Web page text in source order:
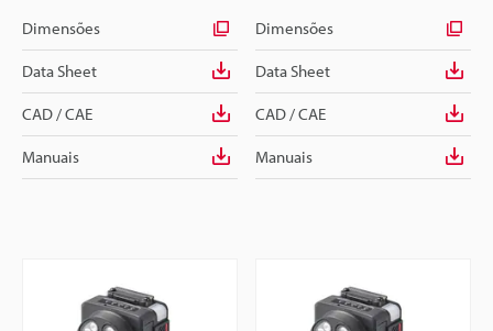
Dimensões
Data Sheet
CAD / CAE
Manuais
Dimensões
Data Sheet
CAD / CAE
Manuais